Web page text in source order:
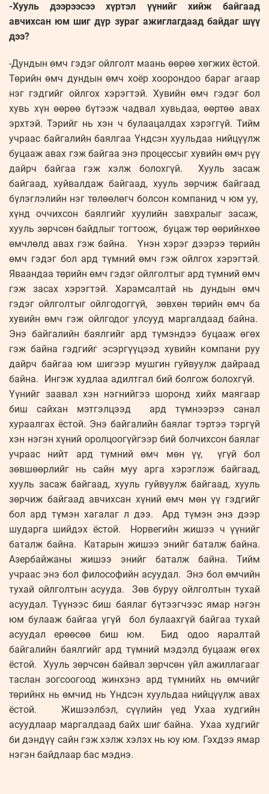
-Хууль дээрээсээ хүртэл үүнийг хийж байгаад
авчихсан юм шиг дүр зураг ажиглагдаад байдаг шүү
дээ?
-Дундын өмч гэдэг ойлголт маань өөрөө хөгжих ёстой.
Төрийн өмч дундын өмч хоёр хоорондоо бараг агаар
нэг гэдгийг ойлгох хэрэгтэй. Хувийн өмч гэдэг бол
хувь хүн өөрөө бүтээж чадвал хувьдаа, өөртөө авах
эрхтэй. Тэрийг нь хэн ч булаацалдах хэрэггүй. Тийм
учраас байгалийн баялгаа Үндсэн хуульдаа нийцүүлж
буцааж авах гэж байгаа энэ процессыг хувийн өмч рүү
дайрч байгаа гэж хэлж болохгүй. Хууль засаж
байгаад, хуйвалдаж байгаад, хууль зөрчиж байгаад
бүлэглэлийн нэг төлөөлөгч болсон компанид ч юм уу,
хүнд оччихсон баялгийг хуулийн завхралыг засаж,
хууль зөрчсөн байдлыг тогтоож, буцаж төр өөрийнхөө
өмчлөлд авах гэж байна. Үнэн хэрэг дээрээ төрийн
өмч гэдэг бол ард түмний өмч гэж ойлгох хэрэгтэй.
Яваандаа төрийн өмч гэдэг ойлголтыг ард түмний өмч
гэж засах хэрэгтэй. Харамсалтай нь дундын өмч
гэдэг ойлголтыг ойлгодоггүй, зөвхөн төрийн өмч ба
хувийн өмч гэж ойлгодог улсууд маргалдаад байна.
Энэ байгалийн баялгийг ард түмэндээ буцааж өгөх
гэж байна гэдгийг эсэргүүцээд хувийн компани руу
дайрч байгаа юм шигээр мушгин гуйвуулж дайраад
байна. Ингэж худлаа адилтгал бий болгож болохгүй.
Үүнийг заавал хэн нэгнийгээ шоронд хийх маягаар
биш сайхан мэтгэлцээд ард түмнээрээ санал
хураалгах ёстой. Энэ байгалийн баялаг тэртээ тэргүй
хэн нэгэн хүний оролцоогүйгээр бий болчихсон баялаг
учраас нийт ард түмний өмч мөн үү, үгүй бол
зөвшөөрлийг нь сайн муу арга хэрэглэж байгаад,
хууль засаж байгаад, хууль гуйвуулж байгаад, хууль
зөрчиж байгаад авчихсан хүний өмч мөн үү гэдгийг
бол ард түмэн хагалаг л дээ. Ард түмэн энэ дээр
шударга шийдэх ёстой. Норвегийн жишээ ч үүнийг
баталж байна. Катарын жишээ энийг баталж байна.
Азербайжаны жишээ энийг баталж байна. Тийм
учраас энэ бол философийн асуудал. Энэ бол өмчийн
тухай ойлголтын асууда. Зөв буруу ойлголтын тухай
асуудал. Түүнээс биш баялаг бүтээгчээс ямар нэгэн
юм булааж байгаа үгүй бол булаахгүй байгаа тухай
асуудал ерөөсөө биш юм. Бид одоо яаралтай
байгалийн баялгийг ард түмний мэдэлд буцааж өгөх
ёстой. Хууль зөрчсөн байвал зөрчсөн үйл ажиллагааг
таслан зогсоогоод жинхэнэ ард түмнийх нь өмчийг
төрийнх нь өмчид нь Үндсэн хуульдаа нийцүүлж авах
ёстой. Жишээлбэл, сүүлийн үед Ухаа худгийн
асуудлаар маргалдаад байх шиг байна. Ухаа худгийг
би дэндүү сайн гэж хэлж хэлэх нь юу юм. Гэхдээ ямар
нэгэн байдлаар бас мэднэ.